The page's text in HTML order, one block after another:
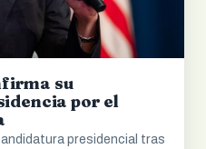
su
por el
presidencial tras